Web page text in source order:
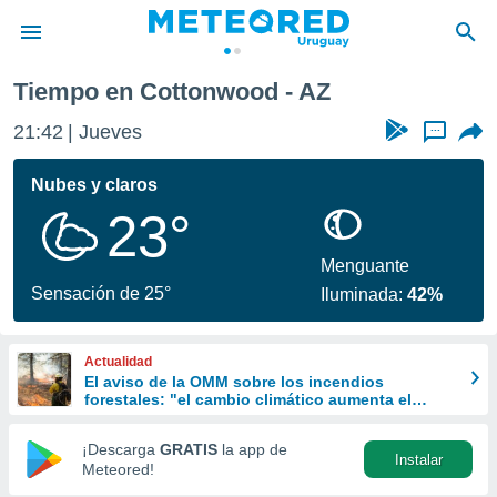
de
ha
calidad.
a este
las
y
forma
digital
basada
Tiempo en Cottonwood - AZ
21:42 Jueves ...
Nubes y claros
23°
Sensación de 25°
Menguante
Iluminada:42%
Actualidad
El aviso de la OMM sobre los incendios
forestales: "el cambio climático aumenta el
¡Descarga GRATIS la app de
Meteored!
Instalar